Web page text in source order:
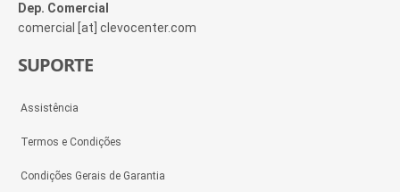
Dep. Comercial
comercial [at] clevocenter.com
SUPORTE
Assistência
Termos e Condições
Condições Gerais de Garantia